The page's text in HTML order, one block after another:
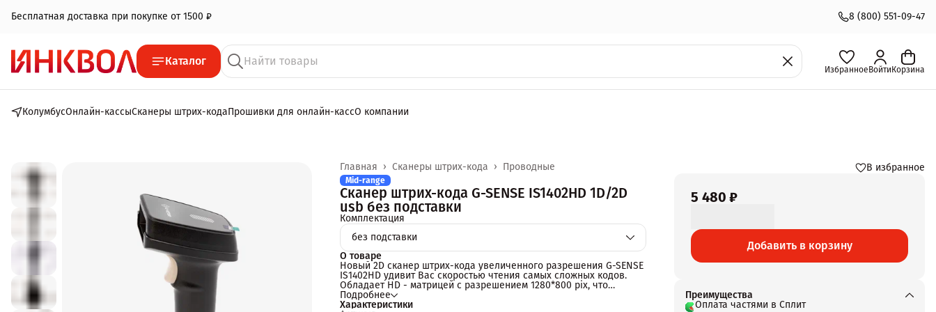
Бесплатная доставка при покупке от 1500 ₽ 8 (800) 551-09-47
Каталог
Избранное Войти Корзина
КолумбусОнлайн-кассыСканеры штрих-кодаПрошивки для онлайн-кассО компании
Проводные
Сканеры штрих-кода ›
Главная ›
Mid-range
Сканер штрих-кода G-SENSE IS1402HD 1D/2D
usb без подставки
Комплектация
без подставки
О товаре
Новый 2D сканер штрих-кода увеличенного разрешения G-SENSE
IS1402HD удивит Вас скоростью чтения самых сложных кодов.
Обладает HD - матрицей с разрешением 1280*800 pix, что
позволяет читать самые плотные, поврежденные,
малоконтрастные коды.
Подробнее
Характеристики
В избранное
5 480 ₽
Добавить в корзину
Преимущества
Оплата частями в Сплит